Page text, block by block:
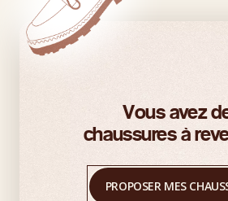
Vous avez
chaussures à
PROPOSER MES